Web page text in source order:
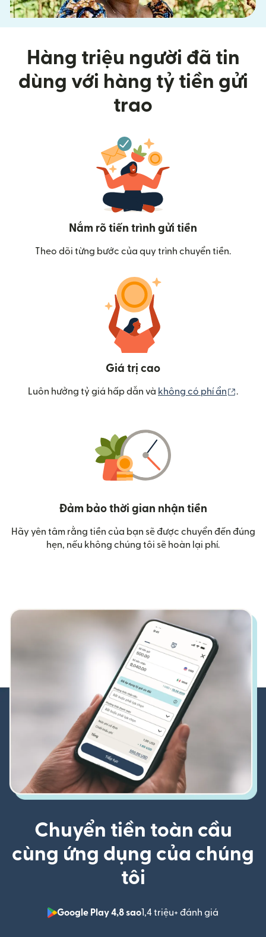
Hàng triệu người đã tin
dùng với hàng tỷ tiền gửi
trao
Nắm rõ tiến trình gửi tiền
Theo dõi từng bước của quy trình chuyển tiền.
Giá trị cao
Luôn hưởng tỷ giá hấp dẫn và không có phí ẩn .
Đảm bảo thời gian nhận tiền
Hãy yên tâm rằng tiền của bạn sẽ được chuyển đến đúng
hẹn, nếu không chúng tôi sẽ hoàn lại phí.
Chuyển tiền toàn cầu
cùng ứng dụng của chúng
tôi
Google Play 4,8 sao1,4 triệu+ đánh giá